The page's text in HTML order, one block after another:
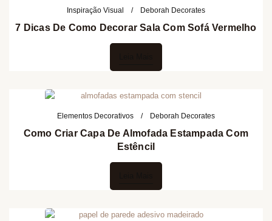
Inspiração Visual Deborah Decorates
7 Dicas De Como Decorar Sala Com Sofá Vermelho
Elementos Decorativos Deborah Decorates
Como Criar Capa De Almofada Estampada Com
Estêncil